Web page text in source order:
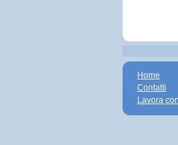
Home
Contatti
Lavora